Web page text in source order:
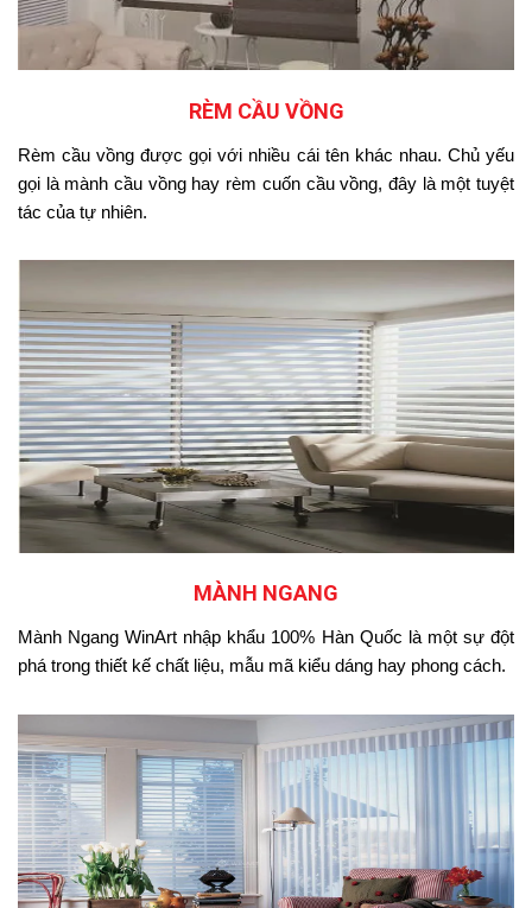
RÈM CẦU VỒNG
Rèm cầu vồng được gọi với nhiều cái tên khác nhau. Chủ yếu
gọi là mành cầu vồng hay rèm cuốn cầu vồng, đây là một tuyệt
tác của tự nhiên.
MÀNH NGANG
Mành Ngang WinArt nhập khẩu 100% Hàn Quốc là một sự đột
phá trong thiết kế chất liệu, mẫu mã kiểu dáng hay phong cách.